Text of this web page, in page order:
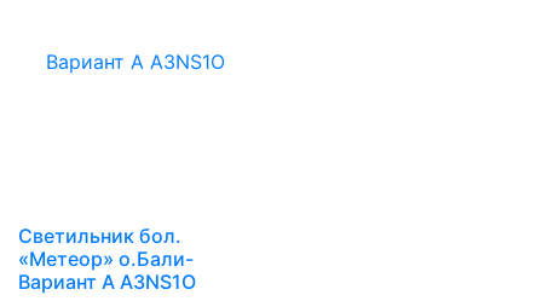
Светильник бол.
«Метеор» о.Бали-
Вариант A A3NS1O